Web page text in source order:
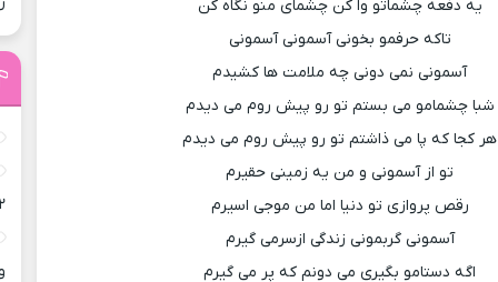
یه دفعه چشماتو وا کن چشمای منو نگاه کن
تاکه حرفمو بخونی آسمونی آسمونی
آسمونی نمی دونی چه ملامت ها کشیدم
شبا چشمامو می بستم تو رو پیش روم می دیدم
هر کجا که پا می ذاشتم تو رو پیش روم می دیدم
تو از آسمونی و من یه زمینی حقیرم
رقص پروازی تو دنیا اما من موجی اسیرم
آسمونی گربمونی زندگی ازسرمی گیرم
اگه دستامو بگیری می دونم که پر می گیرم
۲